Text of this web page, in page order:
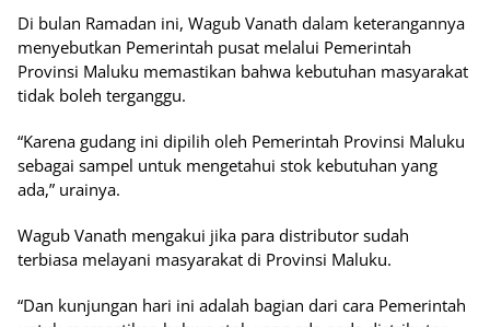
Di bulan Ramadan ini, Wagub Vanath dalam keterangannya
menyebutkan Pemerintah pusat melalui Pemerintah
Provinsi Maluku memastikan bahwa kebutuhan masyarakat
tidak boleh terganggu.
“Karena gudang ini dipilih oleh Pemerintah Provinsi Maluku
sebagai sampel untuk mengetahui stok kebutuhan yang
ada,” urainya.
Wagub Vanath mengakui jika para distributor sudah
terbiasa melayani masyarakat di Provinsi Maluku.
“Dan kunjungan hari ini adalah bagian dari cara Pemerintah